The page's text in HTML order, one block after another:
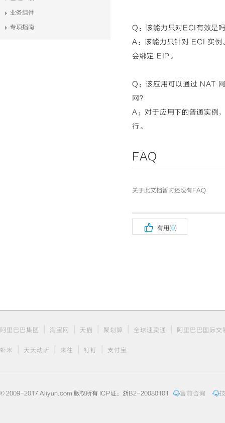
业务组件
专项指南 Q：该能力只对ECI有效是
A：该能力只针对 ECI 实例
会绑定 EIP。
Q：该应用可以通过 NAT
网？
A：对于应用下的普通实例
行。
FAQ
关于此文档暂时还没有FAQ
 有用(0)
阿里巴巴集团 淘宝网 天猫 聚划算 全球速卖通 阿里巴巴国际交
虾米 天天动听 来往 钉钉 支付宝
© 2009-2017 Aliyun.com 版权所有 ICP证：浙B2-20080101 售前咨询